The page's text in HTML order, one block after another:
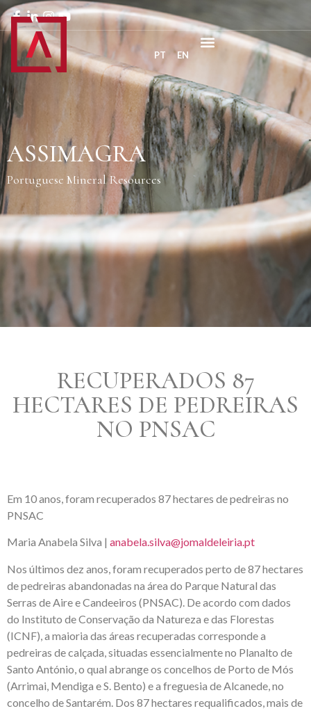
PT EN
ASSIMAGRA
Portuguese Mineral Resources
RECUPERADOS 87
HECTARES DE PEDREIRAS
NO PNSAC
Em 10 anos, foram recuperados 87 hectares de pedreiras no
PNSAC
Maria Anabela Silva | anabela.silva@jomaldeleiria.pt
Nos últimos dez anos, foram recuperados perto de 87 hectares
de pedreiras abandonadas na área do Parque Natural das
Serras de Aire e Candeeiros (PNSAC). De acordo com dados
do Instituto de Conservação da Natureza e das Florestas
(ICNF), a maioria das áreas recuperadas corresponde a
pedreiras de calçada, situadas essencialmente no Planalto de
Santo António, o qual abrange os concelhos de Porto de Mós
(Arrimai, Mendiga e S. Bento) e a freguesia de Alcanede, no
concelho de Santarém. Dos 87 hectares requalificados, mais de